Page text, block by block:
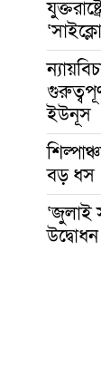
ইউনূস
বড় ধস
‘জুলাই
উদ্বোধন